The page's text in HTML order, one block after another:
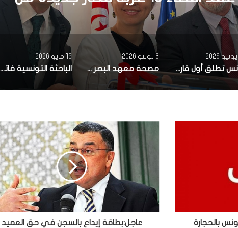
مصحة معهد البصر والشبكية بالبحيرة 1 تقوم باجراء اكثر من 50 عملية جراحية لازالة الماء الابيض مجانا لفائدة عدد من اهالي قفصة
19 مايو 2026
الباحثة التونسية فاتن المولدي تنجح في الحصول على براءة اختراع في الولايات المتحدة الأمريكية، وذلك بعد ابتكارها محركاً هجيناً ثورياً
12 أبريل 2026
تونس تحتل المرتبة الاولى افريقيا من حيث عدد النساء المطورات للبرمجيات
بالحجارة عاجل:بطاقة إيداع بالسجن في حق العميد